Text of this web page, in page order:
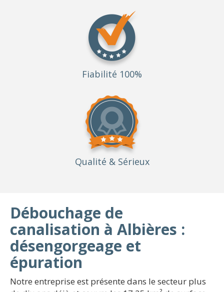
Fiabilité 100%
Qualité & Sérieux
Débouchage de
canalisation à Albières :
désengorgeage et
épuration
Notre entreprise est présente dans le secteur plus